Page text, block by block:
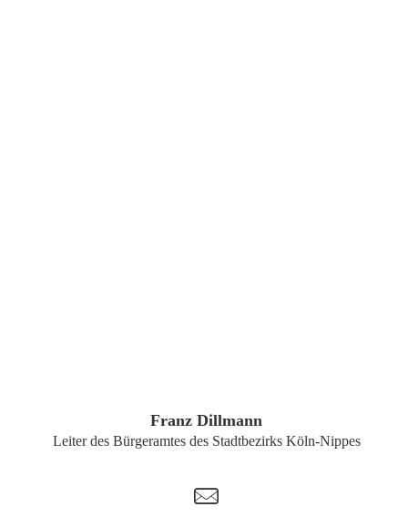
Franz Dillmann
Leiter des Bürgeramtes des Stadtbezirks Köln-Nippes
t